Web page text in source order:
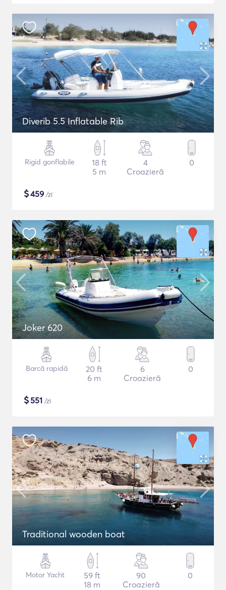
Diverib 5.5 Inflatable Rib
Rigid gonflabile
18 ft
5 m
4
Croazieră
0
$459 /zi
Joker 620
Barcă rapidă
20 ft
6 m
6
Croazieră
0
$551 /zi
Traditional wooden boat
Motor Yacht
59 ft
18 m
90
Croazieră
0